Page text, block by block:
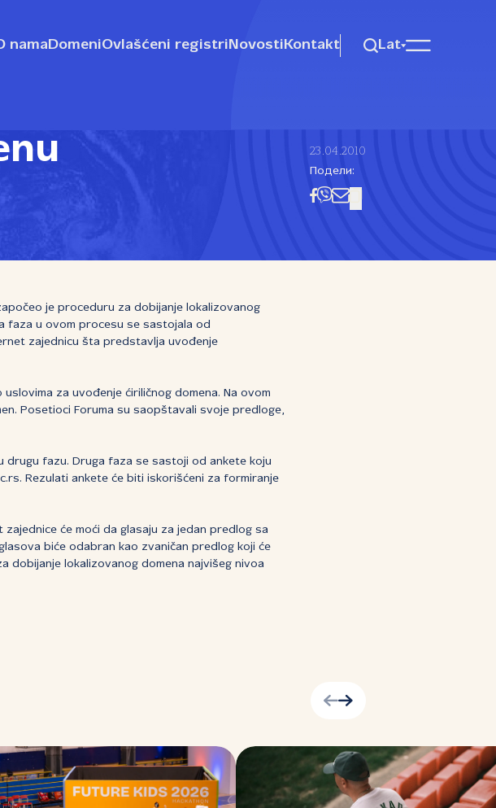
nama DomeniOvlašćeni registri Novosti Kontakt Lat
23.04.2010
Подели:
je proceduru za dobijanje lokalizovanog
faza u ovom procesu se sastojala od
zajednicu šta predstavlja uvođenje
za uvođenje ćiriličnog domena. Na ovom
Posetioci Foruma su saopštavali svoje predloge,
drugu fazu. Druga faza se sastoji od ankete koju
Rezulati ankete će biti iskorišćeni za formiranje
će moći da glasaju za jedan predlog sa
biće odabran kao zvaničan predlog koji će
dobijanje lokalizovanog domena najvišeg nivoa